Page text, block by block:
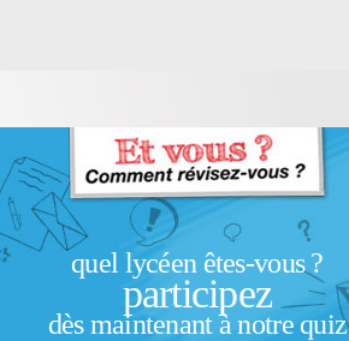
quel lycéen êtes-vous ?
participez
dès maintenant à notre quiz